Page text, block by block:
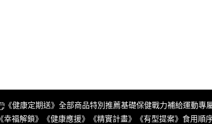
《健康定期送》 全部商品特別推薦基礎保健戰力補給運動專
幸福解鎖》
《健康應援》 《精實計畫》 《有型提案》 食用順